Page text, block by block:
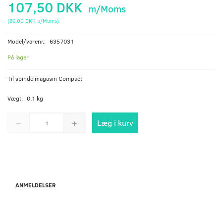
107,50 DKK m/Moms
(86,00 DKK u/Moms)
Model/varenr.: 6357031
På lager
Til spindelmagasin Compact
Vægt: 0,1 kg
Læg i kurv
ANMELDELSER